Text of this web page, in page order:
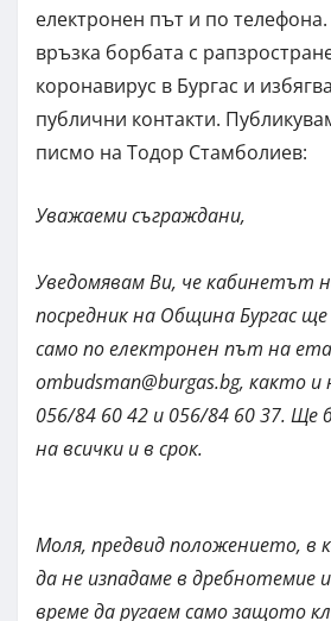
електронен път и по
връзка борбата с
коронавирус в Бургас и
публични контакти.
писмо на Тодор Стамболиев:
Уважаеми съграждани,
Уведомявам Ви, че кабинетът
посредник на Община Бургас
само по електронен път на
ombudsman@burgas.bg, както и
056/84 60 42 и 056/84 60 37. Ще
на всички и в срок.
Моля, предвид положението, в
да не изпадаме в дребнотемие
време да ругаем само защото